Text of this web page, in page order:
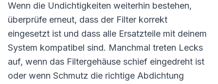
Wenn die Undichtigkeiten weiterhin bestehen,
überprüfe erneut, dass der Filter korrekt
eingesetzt ist und dass alle Ersatzteile mit deinem
System kompatibel sind. Manchmal treten Lecks
auf, wenn das Filtergehäuse schief eingedreht ist
oder wenn Schmutz die richtige Abdichtung